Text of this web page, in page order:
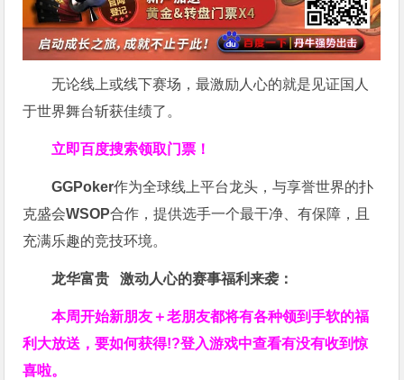
无论线上或线下赛场，最激励人心的就是见证国人
于世界舞台斩获佳绩了。
立即百度搜索领取门票！
GGPoker作为全球线上平台龙头，与享誉世界的扑
克盛会WSOP合作，提供选手一个最干净、有保障，且
充满乐趣的竞技环境。
龙华富贵 激动人心的赛事福利来袭：
本周开始新朋友＋老朋友都将有各种领到手软的福
利大放送，要如何获得!?登入游戏中查看有没有收到惊
喜啦。